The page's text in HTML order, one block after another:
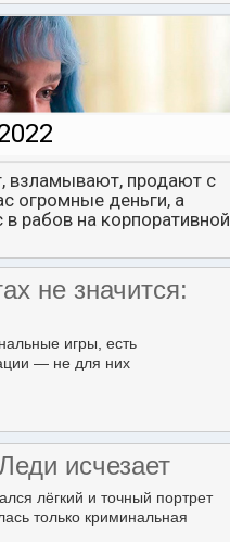
взламывают, продают с
огромные деньги, а
рабов на корпоративной
не значится:
игры, есть
— не для них
исчезает
лёгкий и точный портрет
только криминальная